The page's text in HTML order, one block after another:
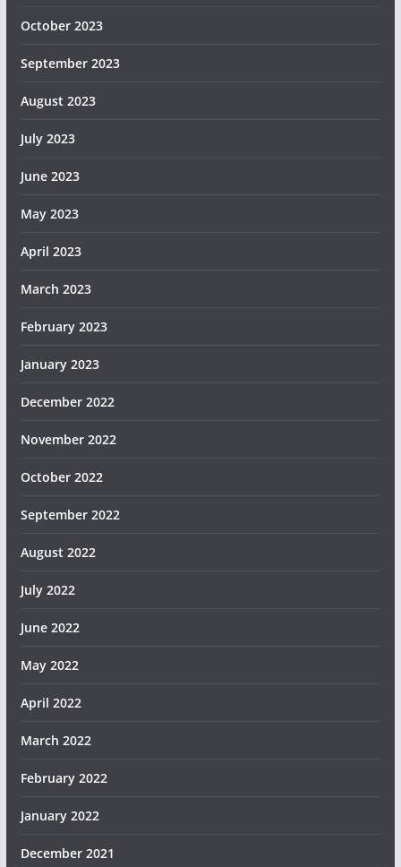
October 2023
September 2023
August 2023
July 2023
June 2023
May 2023
April 2023
March 2023
February 2023
January 2023
December 2022
November 2022
October 2022
September 2022
August 2022
July 2022
June 2022
May 2022
April 2022
March 2022
February 2022
January 2022
December 2021